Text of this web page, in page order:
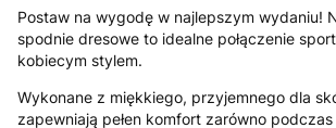
Postaw na wygodę w najlepszym wydaniu!
spodnie dresowe to idealne połączenie
kobiecym stylem.
Wykonane z miękkiego, przyjemnego dla
zapewniają pełen komfort zarówno